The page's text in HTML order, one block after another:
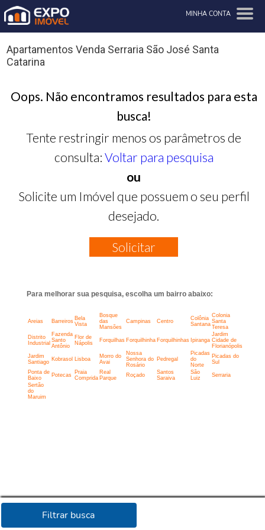
MINHA CONTA
Filtrar busca
Apartamentos Venda Serraria São José Santa
Catarina
Oops. Não encontramos resultados para esta
busca!
Tente restringir menos os parâmetros de
consulta: Voltar para pesquisa
ou
Solicite um Imóvel que possuem o seu perfil
desejado.
Solicitar
Para melhorar sua pesquisa, escolha um bairro abaixo:
Areias Barreiros Bela
Vista
Bosque
das
Mansões
Campinas Centro
Colônia
Santana
Colonia
Santa
Teresa
Distrito
Industrial
Fazenda
Santo
Antônio
Flor de
Nápolis
Forquilhas Forquilhinha Forquilhinhas Ipiranga
Jardim
Cidade de
Florianópolis
Jardim
Santiago Kobrasol Lisboa
Morro do
Avai
Nossa
Senhora do
Rosário
Pedregal
Picadas
do
Norte
Picadas do
Sul
Ponta de
Baixo
Potecas
Praia
Comprida
Real
Parque
Roçado
Santos
Saraiva
São
Luiz
Serraria
Sertão
do
Maruim